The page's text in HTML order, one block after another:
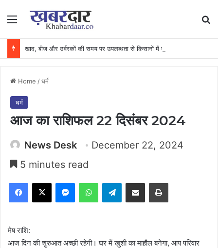
Menu
Home /धर्म
धर्म
आज का राशिफल 22 दिसंबर 2024
News Desk
December 22, 2024
5 minutes read
Facebook
X MessengerWhatsAppTelegramShare via Email Print
मेष राशि:
आज दिन की शुरुआत अच्छी रहेगी। घर में खुशी का माहौल बनेगा, आप परिवार